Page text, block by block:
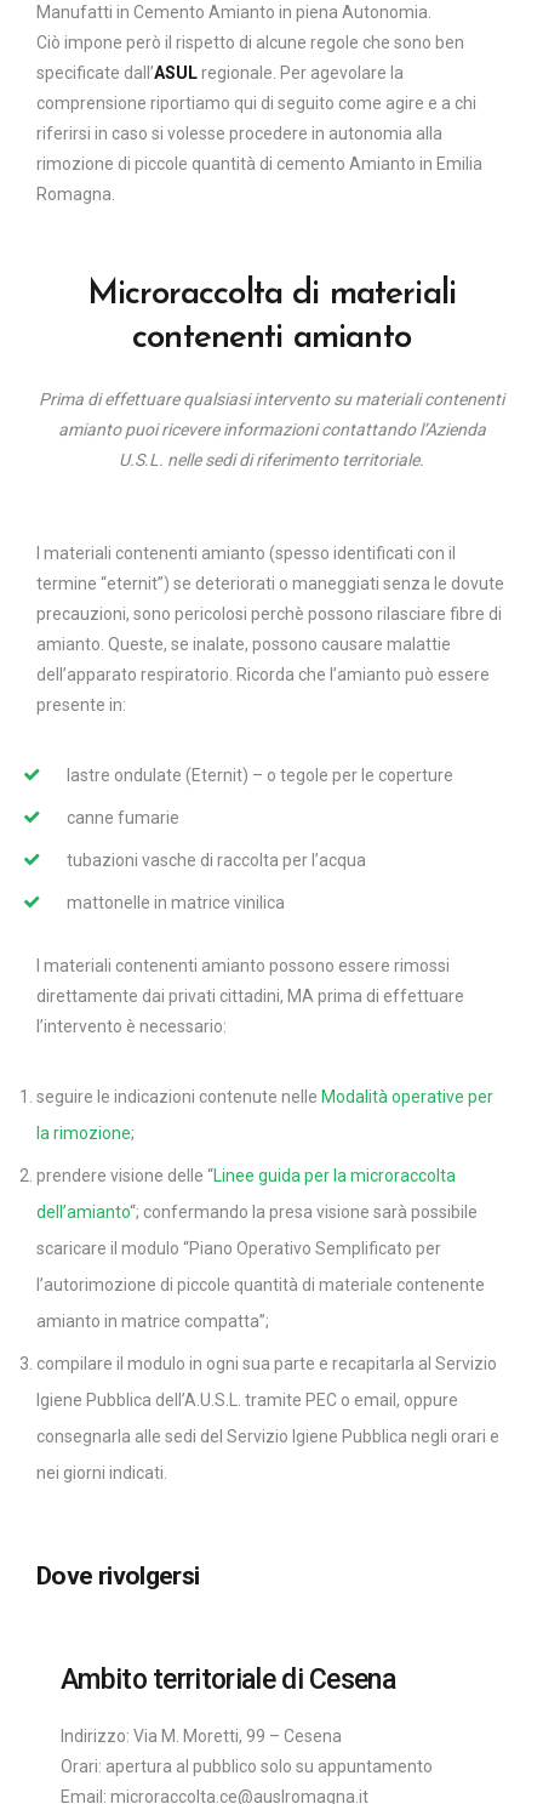
Manufatti in Cemento Amianto in piena Autonomia.
Ciò impone però il rispetto di alcune regole che sono ben
specificate dall’ASULregionale. Per agevolare la
comprensione riportiamo qui di seguito come agire e a chi
riferirsi in caso si volesse procedere in autonomia alla
rimozione di piccole quantità di cemento Amianto in Emilia
Romagna.
Microraccolta di materiali
contenenti amianto
Prima di effettuare qualsiasi intervento su materiali contenenti
amianto puoi ricevere informazioni contattando l’Azienda
U.S.L. nelle sedi di riferimento territoriale.
I materiali contenenti amianto (spesso identificati con il
termine “eternit”) se deteriorati o maneggiati senza le dovute
precauzioni, sono pericolosi perchè possono rilasciare fibre di
amianto. Queste, se inalate, possono causare malattie
dell’apparato respiratorio. Ricorda che l’amianto può essere
presente in:
lastre ondulate (Eternit) – o tegole per le coperture
canne fumarie
tubazioni vasche di raccolta per l’acqua
mattonelle in matrice vinilica
I materiali contenenti amianto possono essere rimossi
direttamente dai privati cittadini, MA prima di effettuare
l’intervento è necessario:
seguire le indicazioni contenute nelle Modalità operative per
la rimozione;
prendere visione delle “Linee guida per la microraccolta
dell’amianto“; confermando la presa visione sarà possibile
scaricare il modulo “Piano Operativo Semplificato per
l’autorimozione di piccole quantità di materiale contenente
amianto in matrice compatta”;
compilare il modulo in ogni sua parte e recapitarla al Servizio
Igiene Pubblica dell’A.U.S.L. tramite PEC o email, oppure
consegnarla alle sedi del Servizio Igiene Pubblica negli orari e
nei giorni indicati.
Dove rivolgersi
Ambito territoriale di Cesena
Indirizzo: Via M. Moretti, 99 – Cesena
Orari: apertura al pubblico solo su appuntamento
Email: microraccolta.ce@auslromagna.it